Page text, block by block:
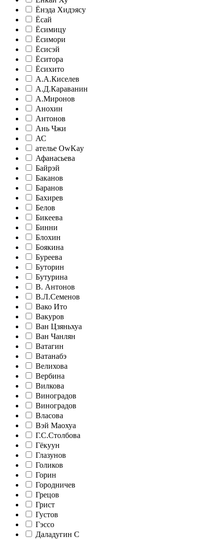
Ёнэда Хидэясу
Ёсай
Ёсимицу
Ёсимори
Ёсисэй
Ёситора
Ёсихито
А.А.Киселев
А.Д.Караванин
А.Миронов
Анохин
Антонов
Ань Чжи
АС
ателье ‎OwKay
Афанасьева
Байрэй
Баканов
Баранов
Бахирев
Белов
Бикеева
Бинни
Блохин
Боякина
Буреева
Буторин
Бутурина
В. Антонов
В.Л.Семенов
Вако Ито
Вакуров
Ван Цзяньхуа
Ван Чанлян
Ватагин
Ватанабэ
Велихова
Вербина
Вилкова
Виноградов
Виноградов
Власова
Вэй Маохуа
Г.С.Столбова
Гёкуун
Глазунов
Голиков
Горин
Городничев
Грецов
Грист
Густов
Гэссо
Даладугин С